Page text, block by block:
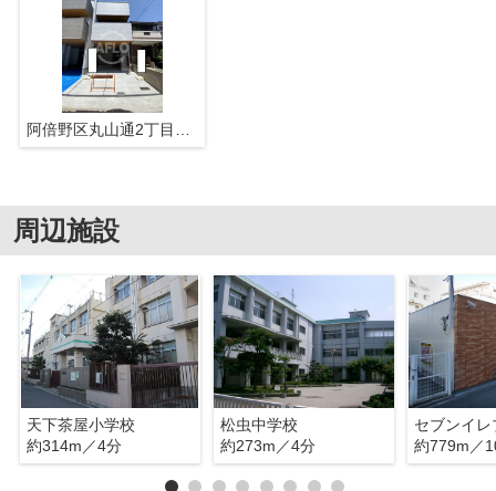
周辺施設
天下茶屋小学校
約314m／4分
松虫中学校
約273m／4分
約779m／